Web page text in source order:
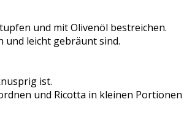
und mit Olivenöl bestreichen.
und leicht gebräunt sind.
ist.
und Ricotta in kleinen